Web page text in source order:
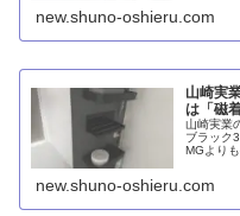
タンド
new.shuno-oshieru.com
山崎実
は「磁
山崎実業
ブラック
MGより
プッシ
シュでブ
new.shuno-oshieru.com